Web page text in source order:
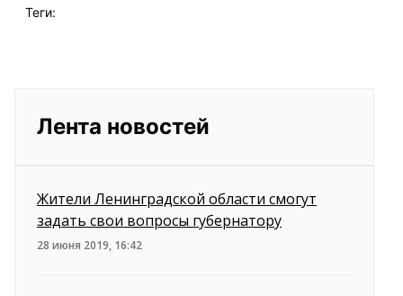
Теги:
Лента новостей
Жители Ленинградской области смогут
задать свои вопросы губернатору
28 июня 2019, 16:42